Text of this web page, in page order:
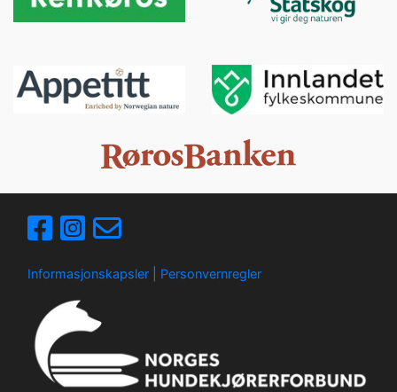
Informasjonskapsler Personvernregler